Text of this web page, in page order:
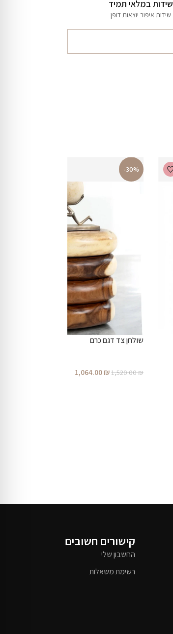
שידות במלאי תמיד
שידות איפור יוצאות דופן
-30%
שולחן צד דגם כרם
1,520.00₪
1,064.00₪
קישורים חשובים
החשבון שלי
רשימת משאלות